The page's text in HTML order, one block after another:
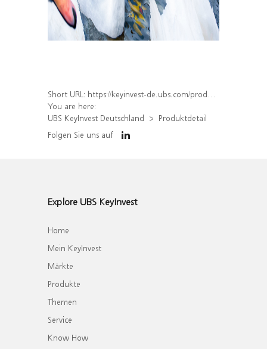
Short URL: https://keyinvest-de.ubs.com/produkt/detail/index/isin/DE000WA4XC04
You are here:
UBS KeyInvest Deutschland
Produktdetail
Folgen Sie uns auf
Explore UBS KeyInvest
Home
Mein KeyInvest
Märkte
Produkte
Themen
Service
Know How